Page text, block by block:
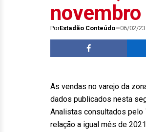
novembro
PorEstadão Conteúdo 06/02/23
As vendas no varejo da
dados publicados nesta
Analistas consultados pelo
relação a igual mês de